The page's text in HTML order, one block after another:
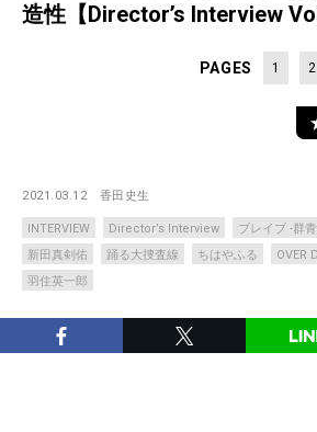
造性【Director’s Interview
PAGES 1 2
2021.03.12 香田史生
INTERVIEW Director’s Interview ブレイブ -群
新田真剣佑
踊る大捜査線 ちはやふる OVER
羽住英一郎